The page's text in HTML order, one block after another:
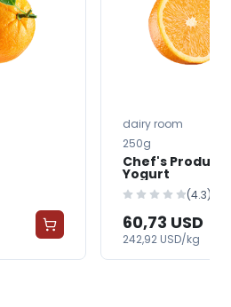
dairy room
250g
Chef's
Yogurt
(4.3)
60,73 USD
242,92 USD/kg